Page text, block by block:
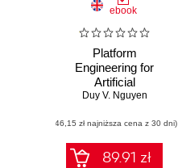
ebook
Platform
Engineering for
Artificial
Intelligence
Duy V. Nguyen
(46,15 zł najniższa cena z 30 dni)
89.91 zł